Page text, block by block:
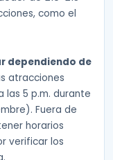
como el
dependiendo de
atracciones
las 5 p.m. durante
Fuera de
horarios
verificar los